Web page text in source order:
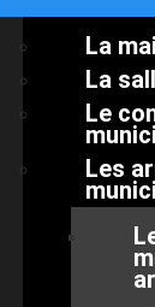
La
La
Le
Les